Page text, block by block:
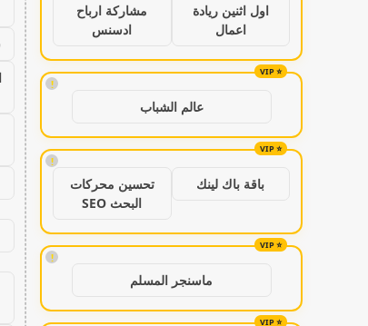
اول اثنين ريادة
اعمال
مشاركة ارباح
ادسنس
!
عالم الشباب
!
باقة باك لينك
تحسين محركات
البحث SEO
!
ماسنجر المسلم